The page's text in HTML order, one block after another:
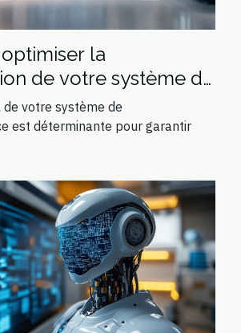
la
de votre système de
?
votre système de
est déterminante pour garantir